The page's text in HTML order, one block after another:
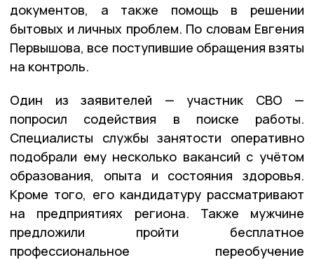
документов, а также помощь в решении
бытовых и личных проблем. По словам Евгения
Первышова, все поступившие обращения взяты
на контроль.
Один из заявителей — участник СВО —
попросил содействия в поиске работы.
Специалисты службы занятости оперативно
подобрали ему несколько вакансий с учётом
образования, опыта и состояния здоровья.
Кроме того, его кандидатуру рассматривают
на предприятиях региона. Также мужчине
предложили пройти бесплатное
профессиональное переобучение